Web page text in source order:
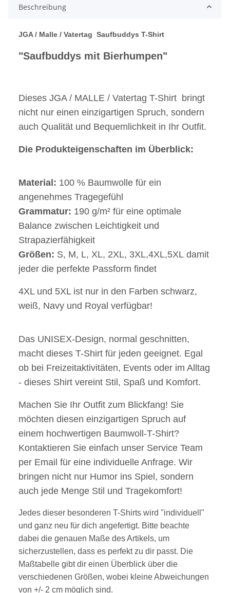
Beschreibung
JGA / Malle / Vatertag Saufbuddys T-Shirt
"Saufbuddys mit Bierhumpen"
Dieses JGA / MALLE / Vatertag T-Shirt bringt
nicht nur einen einzigartigen Spruch, sondern
auch Qualität und Bequemlichkeit in Ihr Outfit.
Die Produkteigenschaften im Überblick:
Material: 100 % Baumwolle für ein
angenehmes Tragegefühl
Grammatur: 190 g/m² für eine optimale
Balance zwischen Leichtigkeit und
Strapazierfähigkeit
Größen: S, M, L, XL, 2XL, 3XL,4XL,5XL damit
jeder die perfekte Passform findet
4XL und 5XL ist nur in den Farben schwarz,
weiß, Navy und Royal verfügbar!
Das UNISEX-Design, normal geschnitten,
macht dieses T-Shirt für jeden geeignet. Egal
ob bei Freizeitaktivitäten, Events oder im Alltag
- dieses Shirt vereint Stil, Spaß und Komfort.
Machen Sie Ihr Outfit zum Blickfang! Sie
möchten diesen einzigartigen Spruch auf
einem hochwertigen Baumwoll-T-Shirt?
Kontaktieren Sie einfach unser Service Team
per Email für eine individuelle Anfrage. Wir
bringen nicht nur Humor ins Spiel, sondern
auch jede Menge Stil und Tragekomfort!
Jedes dieser besonderen T-Shirts wird "individuell"
und ganz neu für dich angefertigt. Bitte beachte
dabei die genauen Maße des Artikels, um
sicherzustellen, dass es perfekt zu dir passt. Die
Maßtabelle gibt dir einen Überblick über die
verschiedenen Größen, wobei kleine Abweichungen
von +/- 2 cm möglich sind.